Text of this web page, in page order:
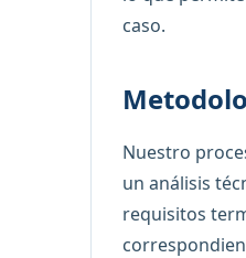
caso.
Nuestro
un análisis
requisitos